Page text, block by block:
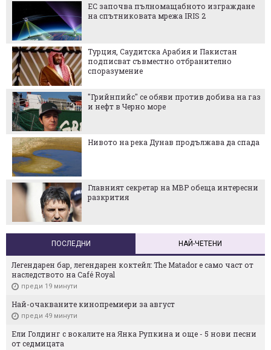
ЕС започва пълномащабното изграждане
на спътниковата мрежа IRIS 2
Турция, Саудитска Арабия и Пакистан
подписват съвместно отбранително
споразумение
"Грийнпийс" се обяви против добива на газ
и нефт в Черно море
Нивото на река Дунав продължава да спада
Главният секретар на МВР обеща интересни
разкрития
ПОСЛЕДНИ НАЙ-ЧЕТЕНИ
Легендарен бар, легендарен коктейл: The Matador е само част от
наследството на Café Royal
преди 19 минути
Най-очакваните кинопремиери за август
преди 49 минути
Ели Голдинг с вокалите на Янка Рупкина и още - 5 нови песни
от седмицата